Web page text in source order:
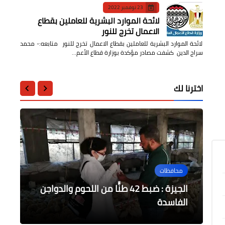
23 نوفمبر 2022
لائحة الموارد البشرية للعاملين بقطاع
الاعمال تخرج للنور
لائحة الموارد البشرية للعاملين بقطاع الاعمال تخرج للنور متابعه:- محمد
سراج الدين كشفت مصادر مؤكدة بوزارة قطاع الأعم…
اخترنا لك
مقالات
لا صوت يعلو فوق صوت المعركة: مصر
في زمن التحديات
عربى
أديس أبابا تعلن رفضها أي إتهامات توجه
لها في غرق السودان
محافظات
الجيزة : ضبط 42 طنًّا من اللحوم والدواجن
الفاسدة
محافظات
قوافل طبية وغذائية و دعم مالي للأسر
المتضررة من فيضان النيل بالمنوفية
أخبار مصر
الدفاع عن الحضارة تدعم الدكتور خالد
العناني مديرًا عام لليونسكو